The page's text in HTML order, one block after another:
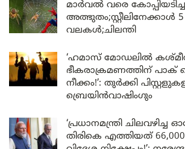
മാർവൽ വരെ
അത്ഭുതം;സ്റ്റീലിനേക്കാൾ
വലകൾ;ചിലന്തി
‘ഹമാസ് മോഡലിൽ
ഭീകരാക്രമണത്തിന്
നീക്കം!’: തുർക്കി
ബ്രെയിൻവാഷിംഗും
‘പ്രധാനമന്ത്രി
തിരികെ എത്തിയത്